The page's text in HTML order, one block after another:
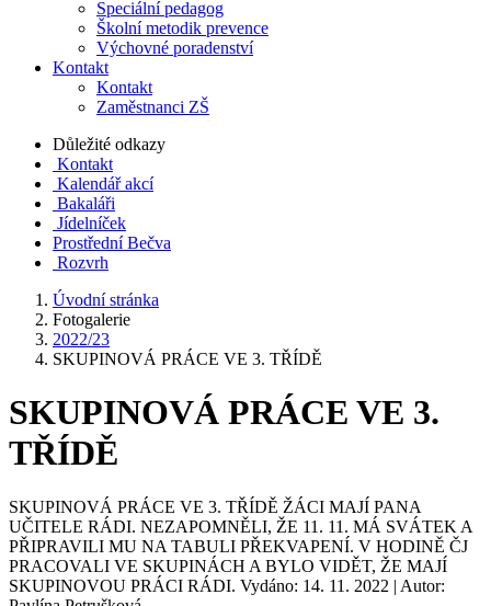
Speciální pedagog
Školní metodik prevence
Výchovné poradenství
Kontakt
Kontakt
Zaměstnanci ZŠ
Důležité odkazy
Kontakt
Kalendář akcí
Bakaláři
Jídelníček
Prostřední Bečva
Rozvrh
Úvodní stránka
Fotogalerie
2022/23
SKUPINOVÁ PRÁCE VE 3. TŘÍDĚ
SKUPINOVÁ PRÁCE VE 3.
TŘÍDĚ
SKUPINOVÁ PRÁCE VE 3. TŘÍDĚ ŽÁCI MAJÍ PANA
UČITELE RÁDI. NEZAPOMNĚLI, ŽE 11. 11. MÁ SVÁTEK A
PŘIPRAVILI MU NA TABULI PŘEKVAPENÍ. V HODINĚ ČJ
PRACOVALI VE SKUPINÁCH A BYLO VIDĚT, ŽE MAJÍ
SKUPINOVOU PRÁCI RÁDI. Vydáno: 14. 11. 2022 | Autor: